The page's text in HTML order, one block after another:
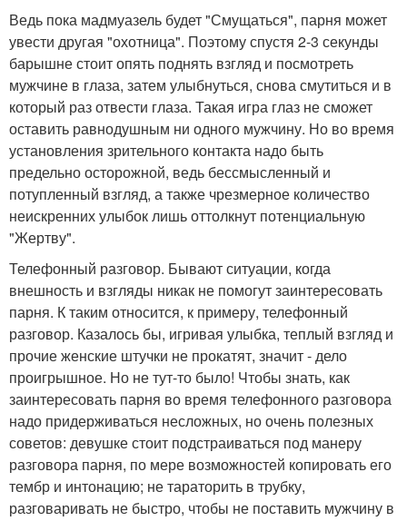
Ведь пока мадмуазель будет "Смущаться", парня может
увести другая "охотница". Поэтому спустя 2-3 секунды
барышне стоит опять поднять взгляд и посмотреть
мужчине в глаза, затем улыбнуться, снова смутиться и в
который раз отвести глаза. Такая игра глаз не сможет
оставить равнодушным ни одного мужчину. Но во время
установления зрительного контакта надо быть
предельно осторожной, ведь бессмысленный и
потупленный взгляд, а также чрезмерное количество
неискренних улыбок лишь оттолкнут потенциальную
"Жертву".
Телефонный разговор. Бывают ситуации, когда
внешность и взгляды никак не помогут заинтересовать
парня. К таким относится, к примеру, телефонный
разговор. Казалось бы, игривая улыбка, теплый взгляд и
прочие женские штучки не прокатят, значит - дело
проигрышное. Но не тут-то было! Чтобы знать, как
заинтересовать парня во время телефонного разговора
надо придерживаться несложных, но очень полезных
советов: девушке стоит подстраиваться под манеру
разговора парня, по мере возможностей копировать его
тембр и интонацию; не тараторить в трубку,
разговаривать не быстро, чтобы не поставить мужчину в